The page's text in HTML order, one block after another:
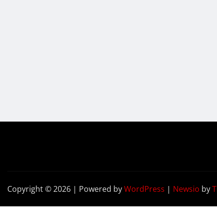
Copyright © 2026 | Powered byWordPress | Newsio by